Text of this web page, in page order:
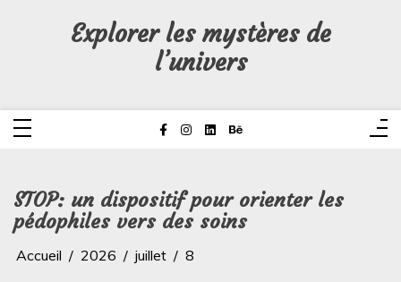
Explorer les mystères de
l’univers
STOP: un dispositif pour orienter les
pédophiles vers des soins
Accueil 2026 juillet 8